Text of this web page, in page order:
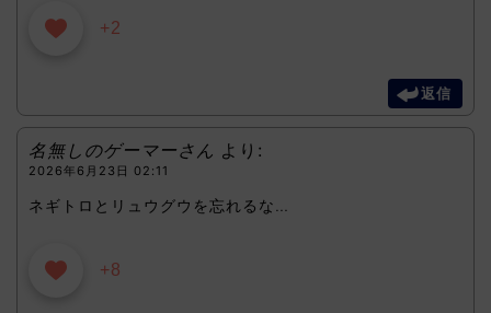
+2
返信
名無しのゲーマーさん より:
2026年6月23日 02:11
ネギトロとリュウグウを忘れるな…
+8